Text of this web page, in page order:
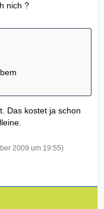
nich ?
Das kostet ja schon
2009 um 19:55)